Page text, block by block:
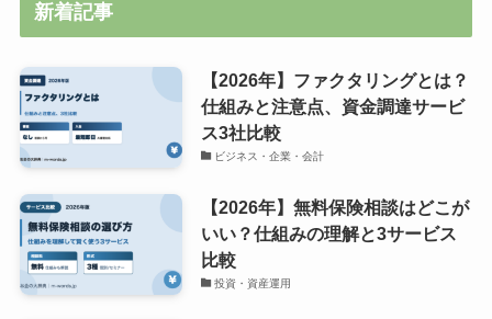
新着記事
【2026年】ファクタリングとは？
仕組みと注意点、資金調達サービ
ス3社比較
ビジネス・企業・会計
【2026年】無料保険相談はどこが
いい？仕組みの理解と3サービス
比較
投資・資産運用